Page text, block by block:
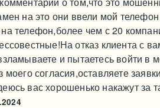
на это они ввели мой
телефон,более чем с 20
отказ клиента с
и пытаетесь войти в
моего согласия,оставляете
вас хорошенько накажут за